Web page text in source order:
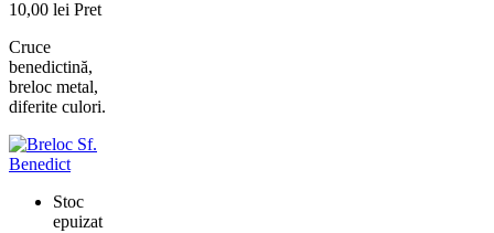
10,00 lei Pret
Cruce
benedictină,
breloc metal,
diferite culori.
Stoc
epuizat